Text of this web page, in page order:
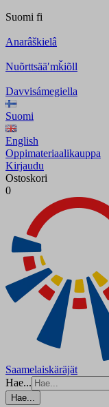
Suomi fi
Anarâškielâ
Nuõrttsääʹmǩiõll
Davvisámegiella
Suomi
English
Oppimateriaalikauppa
Kirjaudu
Ostoskori
0
Saamelaiskäräjät
Hae...
Hae...